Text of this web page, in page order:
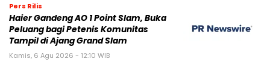
Pers Rilis
Haier Gandeng AO 1 Point Slam, Buka
Peluang bagi Petenis Komunitas
Tampil di Ajang Grand Slam
Kamis, 6 Agu 2026 - 12:10 WIB